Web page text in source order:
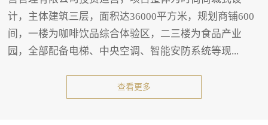
计，主体建筑三层，面积达36000平方米，规划商铺600
间，一楼为咖啡饮品综合体验区，二三楼为食品产业
园，全部配备电梯、中央空调、智能安防系统等现...
查看更多